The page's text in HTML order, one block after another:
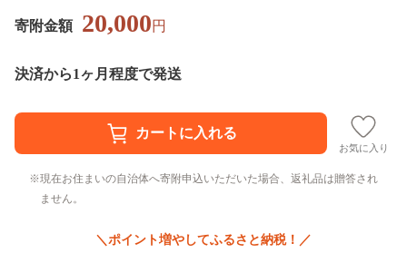
寄附金額 20,000円
決済から1ヶ月程度で発送
お気に入り
現在お住まいの自治体へ寄附申込いただいた場合、返礼品は贈答され
ません。
＼ポイント増やしてふるさと納税！／